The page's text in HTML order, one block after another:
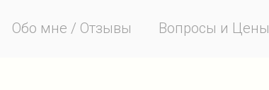
Обо мне / Отзывы Вопросы и Цены